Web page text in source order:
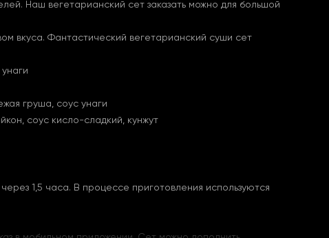
Наш вегетарианский сет заказать можно для большой
вкуса. Фантастический вегетарианский суши сет
груша, соус унаги
соус кисло-сладкий, кунжут
1,5 часа. В процессе приготовления используются